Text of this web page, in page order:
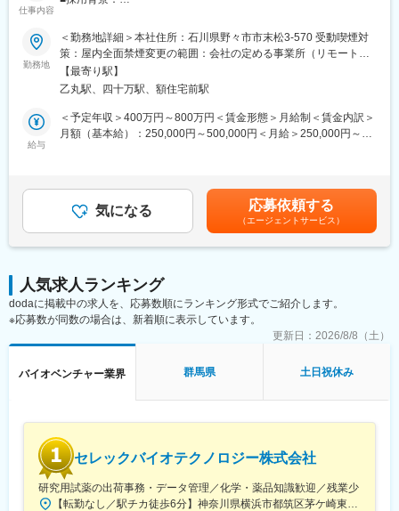
らスピード成長」「国家プロジェクトや大手企業との共同研究に
■フルリモート勤務
全国に顧客を有し、自社開発の教育ソフトがあるなど、日本全国
どこからでも勤務可能です。実際に隔月出社のペースで働いてい
※入社後1か月は社員を知る目的で出社を頂きます。
・製造業の「当たり前」を変える新技術である、プロセスインフ
ォマティクス（PI）で、カンや試行錯誤に頼る開発から、データ
駆動のスマートなプロセスへ。僅かな実データからデジタルツイ
ンを作り、仮想実験で最適条件を瞬時に導きます。結果、開発期
・仲間はAIエンジニアや大手企業出身者など多彩なメンバーで構
成され、資金調達も完了しています。
・国家プロジェクトや大手企業との共同研究も進行中で、日本の
ものづくりに新しい常識を生み出す挑戦を続けています。
仕事内容
づくり拠点を構築するスタートアップです。創業以来、パイプラ
インと外部連携を拡大しており、R&D・事業開発・経営の「あい
だ」を担う新規ポジションを募集します。
■ポジション概要：
研究と事業をつなぐ現場に近い距離で、技術評価・協力関係検
討・新技術導入に横断的に関わるエントリー～ジュニア向けポジ
い方を歓迎します。
7カ国以上のメンバーが集う国際チームで、海外との共同研究・技
術連携・事業連携が日常的に進んでいます。
の作成補助
◇新規PJT候補の技術的フィージビリティ検討の補助（文献調
査、社内データ収集、関係部署との調整等）
◇顧客・共同研究先・CDMO・ベンダーなど外部ステークホルダ
席、フォローアップ）
◇AIツール、ラボオートメーション、先端分析機器などの新技術
導入における情報収集、デモ調整、評価結果の整理
◇プロジェクト・パートナー・技術動向に関する社内データベー
ス/トラッカーの更新・管理
勤務地
＜勤務地詳細＞本社住所：石川県野々市市末松3-570 受動喫煙対
策：屋内全面禁煙変更の範囲：会社の定める事業所（リモートワ
ーク含む）
【最寄り駅】
乙丸駅、四十万駅、額住宅前駅
給与
＜予定年収＞400万円～800万円＜賃金形態＞月給制＜賃金内訳＞
月額（基本給）：250,000円～500,000円＜月給＞250,000円～
す。月給(月額)は固定手当を含めた表記です。
気になる 応募依頼する
（エージェントサービス）
人気求人ランキング
dodaに掲載中の求人を、応募数順にランキング形式でご紹介します。
※応募数が同数の場合は、新着順に表示しています。
更新日： 2026/8/8（土）
バイオベンチャー業界 群馬県 土日祝休み
セレックバイオテクノロジー株式会社
研究用試薬の出荷事務・データ管理／化学・薬品知識歓迎／残業少
【転勤なし／駅チカ徒歩6分】神奈川県横浜市都筑区茅ケ崎東4-5-34 長沢ビル＊U.Iターン歓迎